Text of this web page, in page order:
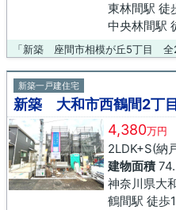
東林間駅 徒
中央林間駅
新築一戸建住宅
新築 大和市西鶴間2丁
4,380万円
2LDK+S(納
建物面積
神奈川県大
鶴間駅 徒歩